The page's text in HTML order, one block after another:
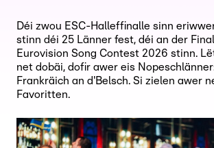
Déi zwou ESC-Halleffinalle sinn
stinn déi 25 Länner fest, déi an der
Eurovision Song Contest 2026 stinn.
net dobäi, dofir awer eis
Frankräich an d'Belsch. Si zielen awer
Favoritten.